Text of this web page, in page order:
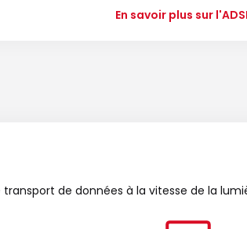
En savoir plus sur
de données à la vitesse de la